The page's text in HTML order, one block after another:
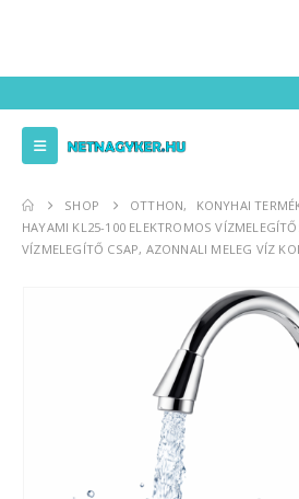
SHOP OTTHON,
KONYHAI
HAYAMI KL25-100 ELEKTROMOS
VÍZMELEGÍTŐ CSAP, AZONNALI MELEG VÍZ